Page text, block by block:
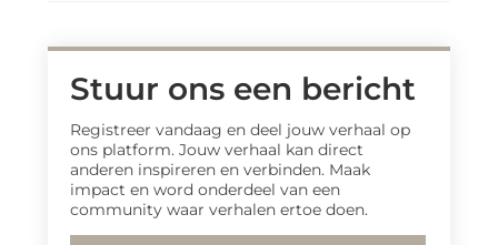
Stuur ons een bericht
Registreer vandaag en deel jouw verhaal op
ons platform. Jouw verhaal kan direct
anderen inspireren en verbinden. Maak
impact en word onderdeel van een
community waar verhalen ertoe doen.